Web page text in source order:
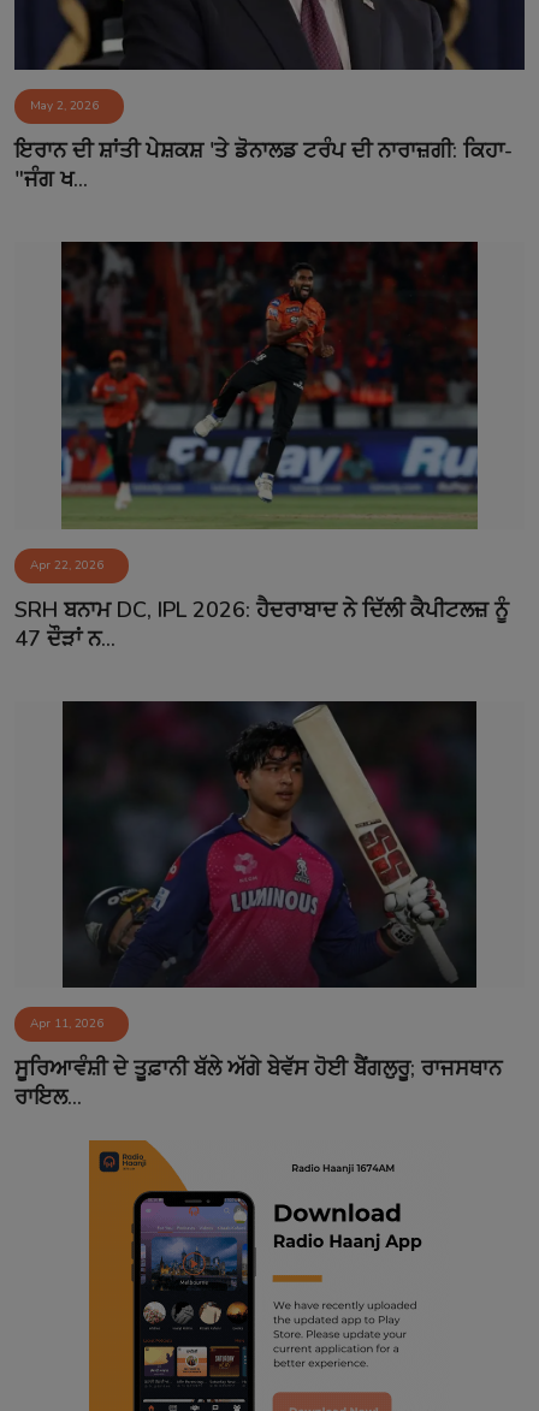
May 2, 2026
ਇਰਾਨ ਦੀ ਸ਼ਾਂਤੀ ਪੇਸ਼ਕਸ਼ 'ਤੇ ਡੋਨਾਲਡ ਟਰੰਪ ਦੀ ਨਾਰਾਜ਼ਗੀ: ਕਿਹਾ-
"ਜੰਗ ਖ...
Apr 22, 2026
SRH ਬਨਾਮ DC, IPL 2026: ਹੈਦਰਾਬਾਦ ਨੇ ਦਿੱਲੀ ਕੈਪੀਟਲਜ਼ ਨੂੰ
47 ਦੌੜਾਂ ਨ...
Apr 11, 2026
ਸੂਰਿਆਵੰਸ਼ੀ ਦੇ ਤੂਫ਼ਾਨੀ ਬੱਲੇ ਅੱਗੇ ਬੇਵੱਸ ਹੋਈ ਬੈਂਗਲੁਰੂ; ਰਾਜਸਥਾਨ
ਰਾਇਲ...